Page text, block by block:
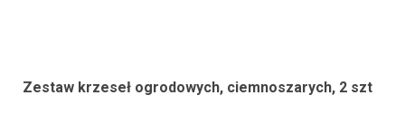
Zestaw krzeseł ogrodowych, ciemnoszarych, 2 szt